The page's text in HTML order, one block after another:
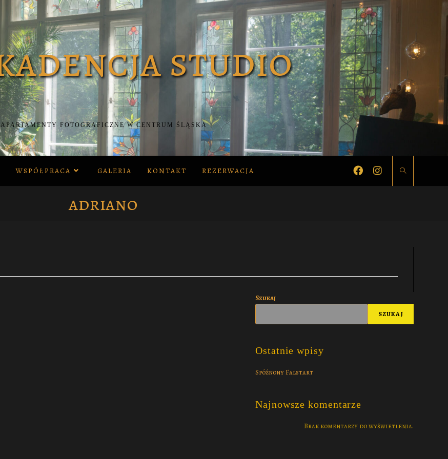
APARTAMENTY FOTOGRAFICZNE W CENTRUM ŚLĄSKA
WSPÓŁPRACA GALERIA KONTAKT REZERWACJA
adriano
Szukaj
SZUKAJ
Ostatnie wpisy
Spóźnony Falstart
Najnowsze komentarze
Brak komentarzy do wyświetlenia.